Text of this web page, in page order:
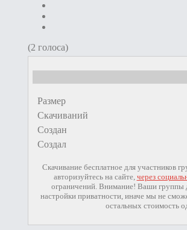
(2 голоса)
Размер
Скачиваний
Создан
Создал
Скачивание бесплатное для участников
авторизуйтесь на сайте, через
ограничений. Внимание! Ваши группы
настройки приватности, иначе мы не
остальных стоимость